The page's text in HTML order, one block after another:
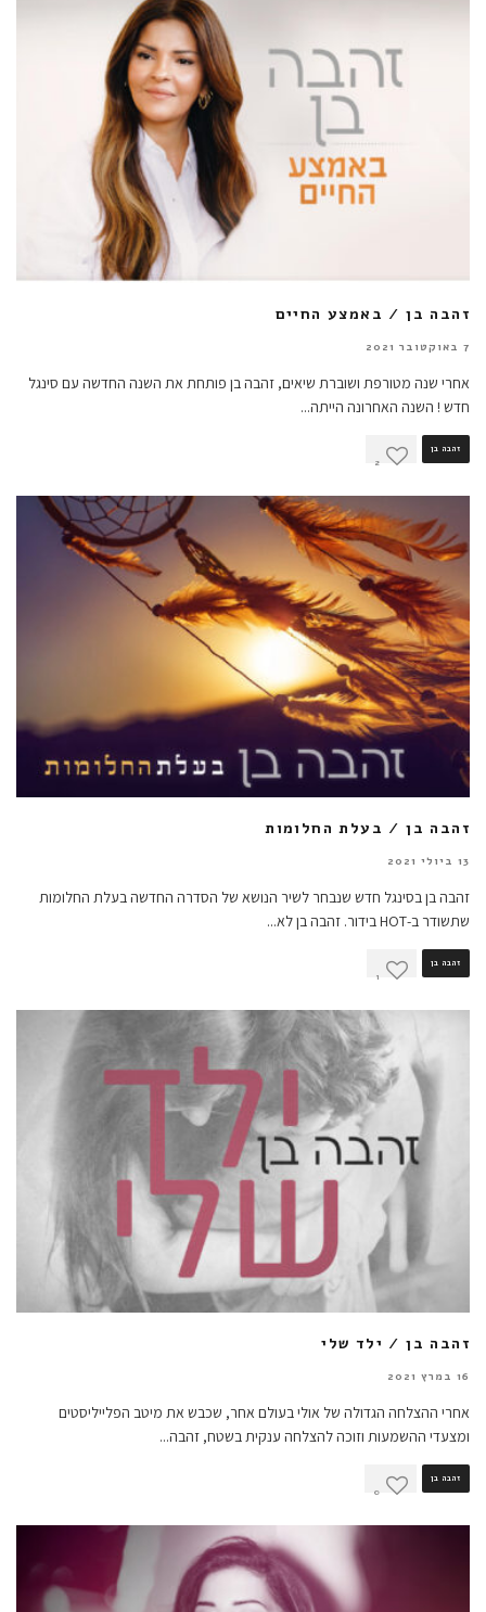
זהבה בן / באמצע החיים
7 באוקטובר 2021
אחרי שנה מטורפת ושוברת שיאים, זהבה בן פותחת את השנה החדשה עם סינגל
חדש ! השנה האחרונה הייתה...
זהבה בן
2
זהבה בן / בעלת החלומות
13 ביולי 2021
זהבה בן בסינגל חדש שנבחר לשיר הנושא של הסדרה החדשה בעלת החלומות
שתשודר ב-HOT בידור. זהבה בן לא
...
זהבה בן
1
זהבה בן / ילד שלי
16 במרץ 2021
אחרי ההצלחה הגדולה של אולי בעולם אחר, שכבש את מיטב הפלייליסטים
ומצעדי ההשמעות וזוכה להצלחה ענקית בשטח, זהבה...
זהבה בן
0